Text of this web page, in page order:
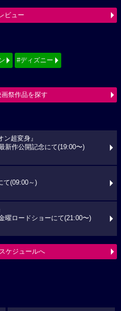
ビュー
#ディズニー
祭作品を探す
ン超変身』
新作公開記念にて(19:00〜)
て(09:00～)
曜ロードショーにて(21:00〜)
ケジュールへ